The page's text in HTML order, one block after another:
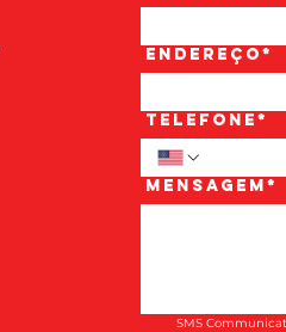
Endereço*
Telefone*
Mensagem*
SMS